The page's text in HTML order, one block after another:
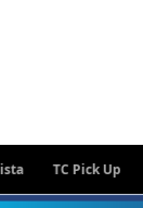
TC Pick Up Zonales